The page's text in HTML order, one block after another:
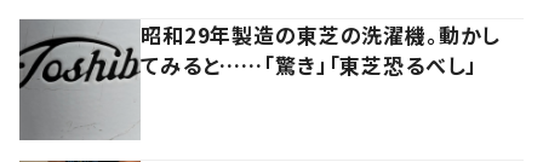
昭和29年製造の東芝の洗濯機。動かし
てみると……「驚き」「東芝恐るべし」